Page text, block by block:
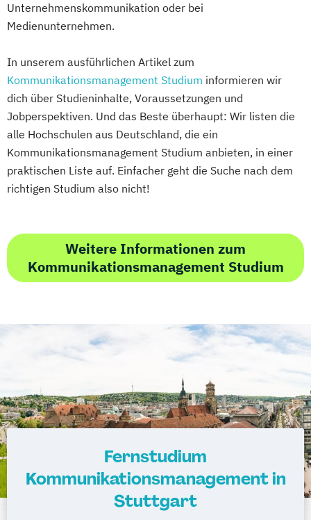
Unternehmenskommunikation oder bei
Medienunternehmen.
In unserem ausführlichen Artikel zum
Kommunikationsmanagement Studium informieren wir
dich über Studieninhalte, Voraussetzungen und
Jobperspektiven. Und das Beste überhaupt: Wir listen die
alle Hochschulen aus Deutschland, die ein
Kommunikationsmanagement Studium anbieten, in einer
praktischen Liste auf. Einfacher geht die Suche nach dem
richtigen Studium also nicht!
Weitere Informationen zum
Kommunikationsmanagement Studium
Fernstudium
Kommunikationsmanagement in
Stuttgart